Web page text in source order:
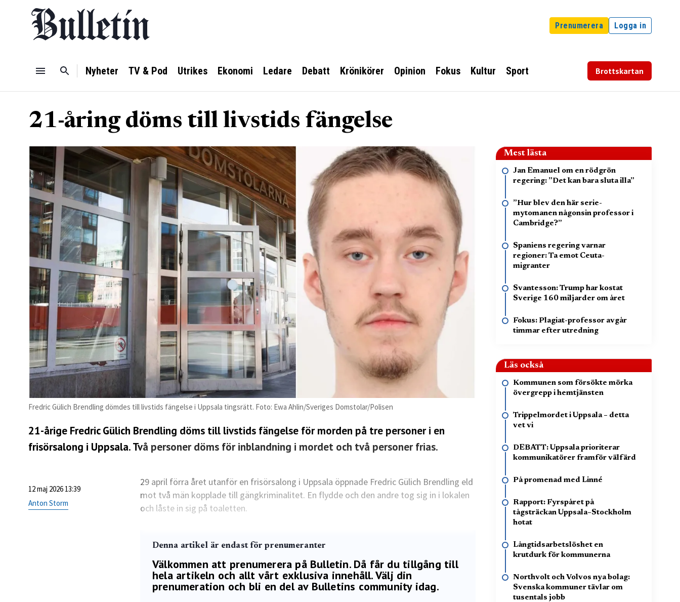
Prenumerera Logga in
Nyheter TV & Pod Utrikes Ekonomi Ledare Debatt Krönikörer Opinion Fokus Kultur Sport Brottskartan
21-åring döms till livstids fängelse
Fredric Gülich Brendling dömdes till livstids fängelse i Uppsala tingsrätt. Foto: Ewa Ahlin/Sveriges Domstolar/Polisen
21-årige Fredric Gülich Brendling döms till livstids fängelse för morden på tre personer i en
frisörsalong i Uppsala. Två personer döms för inblandning i mordet och två personer frias.
12 maj 2026 13:39
Anton Storm
29 april förra året utanför en frisörsalong i Uppsala öppnade Fredric Gülich Brendling eld
mot två män kopplade till gängkriminalitet. En flydde och den andre tog sig in i lokalen
och låste in sig på toaletten.
Denna artikel är endast för prenumeranter
Välkommen att prenumerera på Bulletin. Då får du tillgång till
hela artikeln och allt vårt exklusiva innehåll. Välj din
prenumeration och bli en del av Bulletins community idag.
Mest lästa
Jan Emanuel om en rödgrön
regering: ”Det kan bara sluta illa”
”Hur blev den här serie-
mytomanen någonsin professor i
Cambridge?”
Spaniens regering varnar
regioner: Ta emot Ceuta-
migranter
Svantesson: Trump har kostat
Sverige 160 miljarder om året
Fokus: Plagiat-professor avgår
timmar efter utredning
Läs också
Kommunen som försökte mörka
övergrepp i hemtjänsten
Trippelmordet i Uppsala – detta
vet vi
DEBATT: Uppsala prioriterar
kommunikatörer framför välfärd
På promenad med Linné
Rapport: Fyrspåret på
tågsträckan Uppsala–Stockholm
hotat
Långtidsarbetslöshet en
krutdurk för kommunerna
Northvolt och Volvos nya bolag:
Svenska kommuner tävlar om
tusentals jobb